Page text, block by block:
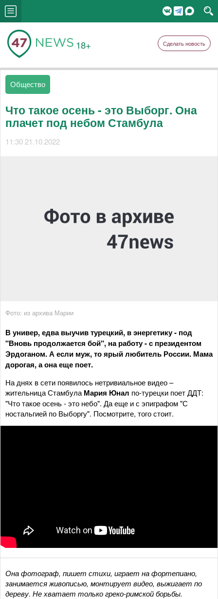
18+ Сделать новость
Общество
Что такое осень - это Выборг. Она
плачет под небом Стамбула
11:30 21.10.2022
Фото: из архива Марии
В универ, едва выучив турецкий, в энергетику - под
"Вновь продолжается бой", на работу - с президентом
Эрдоганом. А если муж, то ярый любитель России. Мама
дорогая, а она еще поет.
На днях в сети появилось нетривиальное видео –
жительница Стамбула Мария Юнал по-турецки поет ДДТ:
"Что такое осень - это небо". Да еще и с эпиграфом "С
ностальгией по Выборгу". Посмотрите, того стоит.
Онафотограф, пишет стихи, играет на фортепиано,
занимается живописью, монтирует видео, выжигает по
дереву. Не хватает только греко-римской борьбы.